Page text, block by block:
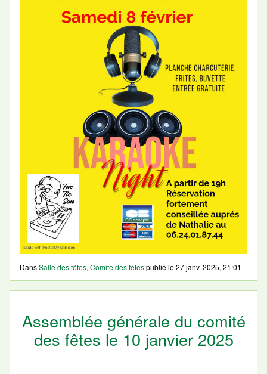
DansSalle des fêtes, Comité des fêtespublié le27 janv. 2025, 21:01
Assemblée générale du comité
des fêtes le 10 janvier 2025